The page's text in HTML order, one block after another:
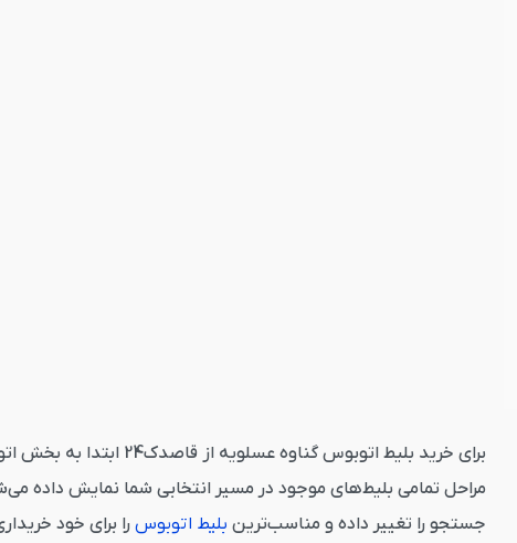
برای خرید بلیط
مراحل تمامی بلیط‌های موجود در مسیر انتخابی شما نمایش داده
جستجو را تغییر داده و مناسب‌ترین بلیط اتوبوسرا برای خود